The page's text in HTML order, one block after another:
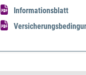
Informationsblatt